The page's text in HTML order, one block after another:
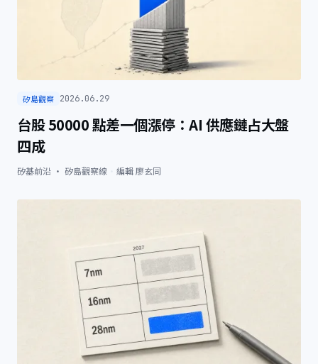
矽島觀察 2026.06.29
台股 50000 點差一個漲停：AI 供應鏈占大盤
四成
矽基前沿 · 矽島觀察線 編輯廖玄同